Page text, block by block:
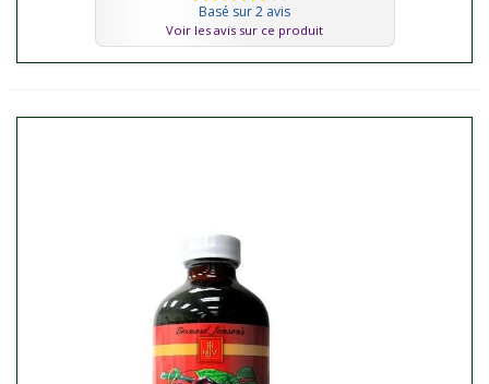
Basé sur 2 avis
Voir les avis sur ce produit